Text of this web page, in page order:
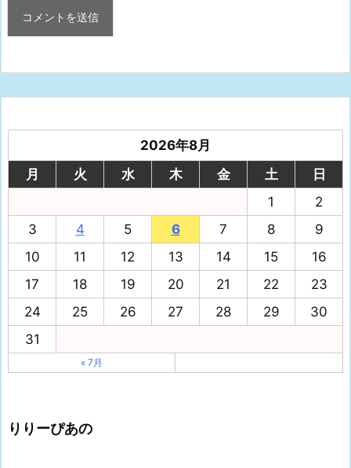
2026年8月
月
火 水 木 金 土
日
1
2
3
4 5 6 7 8
9
10
11 12 13 14 15
16
17
18 19 20 21 22
23
24
25 26 27 28 29
30
31
« 7月
りりーぴあの